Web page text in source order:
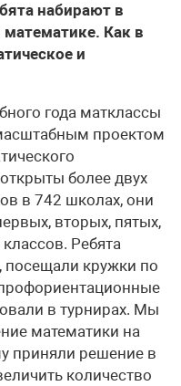
набирают в
Как в
и
года матклассы
проектом
более двух
в 742 школах, они
вторых, пятых,
Ребята
посещали кружки по
в турнирах. Мы
математики на
приняли решение в
количество